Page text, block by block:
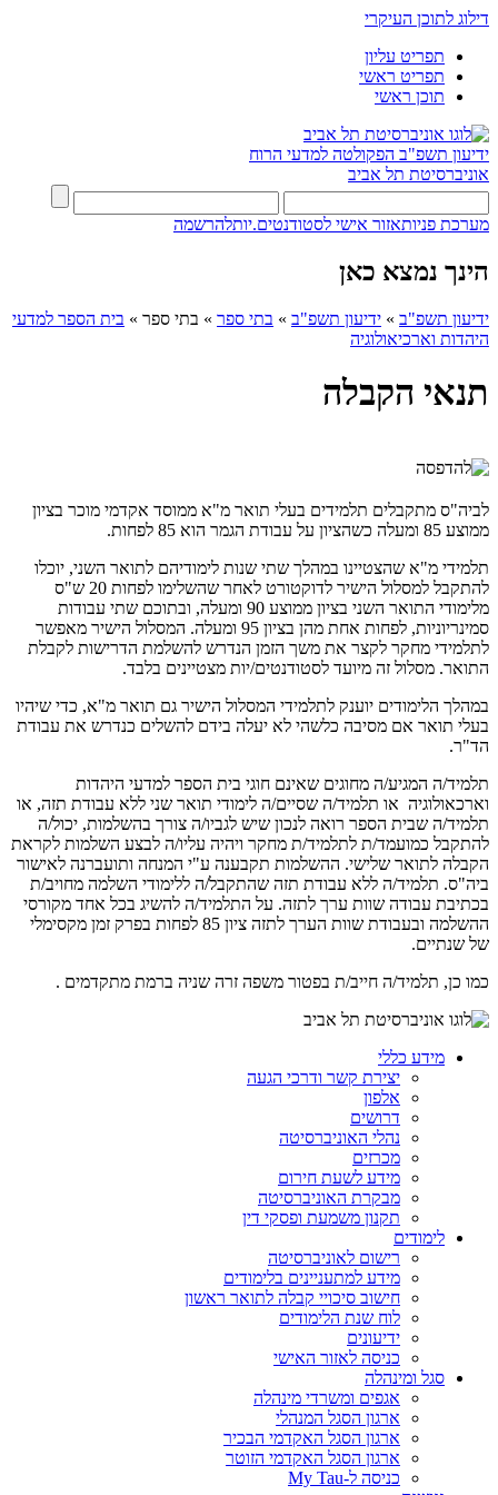
דילוג לתוכן העיקרי
תפריט עליון
תפריט ראשי
תוכן ראשי
ידיעון תשפ"ב הפקולטה למדעי הרוח
אוניברסיטת תל אביב
מערכת פניותאזור אישי לסטודנטים.יותלהרשמה
הינך נמצא כאן
ידיעון תשפ"ב » ידיעון תשפ"ב » בתי ספר » בתי ספר » בית הספר למדעי
היהדות וארכיאולוגיה
תנאי הקבלה
לביה"ס מתקבלים תלמידים בעלי תואר מ"א ממוסד אקדמי מוכר בציון
ממוצע 85 ומעלה כשהציון על עבודת הגמר הוא 85 לפחות.
תלמידי מ"א שהצטיינו במהלך שתי שנות לימודיהם לתואר השני, יוכלו
להתקבל למסלול הישיר לדוקטורט לאחר שהשלימו לפחות 20 ש"ס
מלימודי התואר השני בציון ממוצע 90 ומעלה, ובתוכם שתי עבודות
סמינריוניות, לפחות אחת מהן בציון 95 ומעלה. המסלול הישיר מאפשר
לתלמידי מחקר לקצר את משך הזמן הנדרש להשלמת הדרישות לקבלת
התואר. מסלול זה מיועד לסטודנטים/יות מצטיינים בלבד.
במהלך הלימודים יוענק לתלמידי המסלול הישיר גם תואר מ"א, כדי שיהיו
בעלי תואר אם מסיבה כלשהי לא יעלה בידם להשלים כנדרש את עבודת
הד"ר.
תלמיד/ה המגיע/ה מחוגים שאינם חוגי בית הספר למדעי היהדות
וארכאולוגיה או תלמיד/ה שסיים/ה לימודי תואר שני ללא עבודת תזה, או
תלמיד/ה שבית הספר רואה לנכון שיש לגביו/ה צורך בהשלמות, יכול/ה
להתקבל כמועמד/ת לתלמיד/ת מחקר ויהיה עליו/ה לבצע השלמות לקראת
הקבלה לתואר שלישי. ההשלמות תקבענה ע"י המנחה ותועברנה לאישור
ביה"ס. תלמיד/ה ללא עבודת תזה שהתקבל/ה ללימודי השלמה מחויב/ת
בכתיבת עבודה שוות ערך לתזה. על התלמיד/ה להשיג בכל אחד מקורסי
ההשלמה ובעבודת שוות הערך לתזה ציון 85 לפחות בפרק זמן מקסימלי
של שנתיים.
כמו כן, תלמיד/ה חייב/ת בפטור משפה זרה שניה ברמת מתקדמים .
מידע כללי
יצירת קשר ודרכי הגעה
אלפון
דרושים
נהלי האוניברסיטה
מכרזים
מידע לשעת חירום
מבקרת האוניברסיטה
תקנון משמעת ופסקי דין
לימודים
רישום לאוניברסיטה
מידע למתעניינים בלימודים
חישוב סיכויי קבלה לתואר ראשון
לוח שנת הלימודים
ידיעונים
כניסה לאזור האישי
סגל ומינהלה
אגפים ומשרדי מינהלה
ארגון הסגל המנהלי
ארגון הסגל האקדמי הבכיר
ארגון הסגל האקדמי הזוטר
כניסה ל-My Tau